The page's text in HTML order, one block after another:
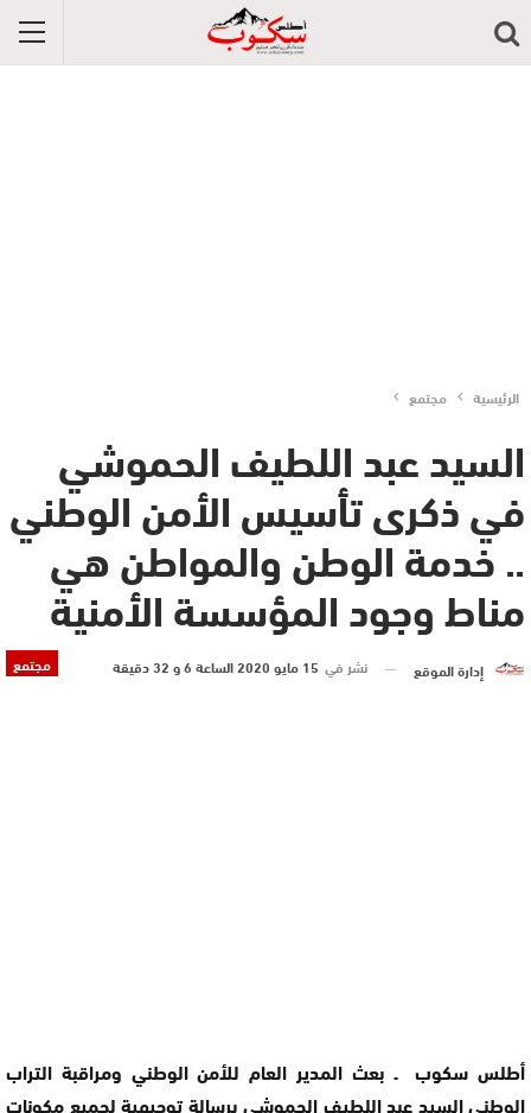
الرئيسية مجتمع
السيد عبد اللطيف الحموشي
في ذكرى تأسيس الأمن الوطني
.. خدمة الوطن والمواطن هي
مناط وجود المؤسسة الأمنية
مجتمع إدارة الموقع نشر في 15 مايو 2020 الساعة 6 و 32 دقيقة
أطلس سكوب ـ بعث المدير العام للأمن الوطني ومراقبة التراب
الوطني السيد عبد اللطيف الحموشي برسالة توجيهية لجميع مكونات